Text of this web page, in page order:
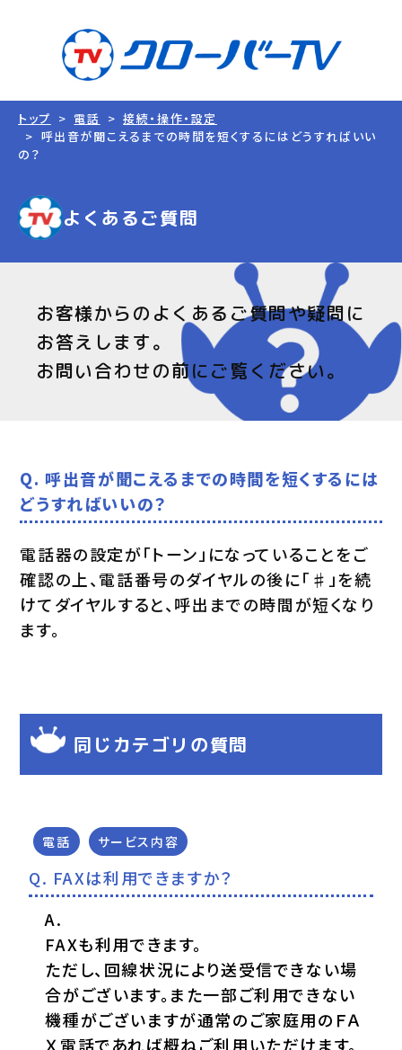
トップ 電話
接続・操作・設定
呼出音が聞こえるまでの時間を短くするにはどうすればいい
の？
よくあるご質問
お客様からのよくあるご質問や疑問に
お答えします。
お問い合わせの前にご覧ください。
Q. 呼出音が聞こえるまでの時間を短くするには
どうすればいいの？
電話器の設定が「トーン」になっていることをご
確認の上、電話番号のダイヤルの後に「♯」を続
けてダイヤルすると、呼出までの時間が短くなり
ます。
同じカテゴリの質問
電話 サービス内容
FAXは利用できますか？
FAXも利用できます。
ただし、回線状況により送受信できない場
合がございます。また一部ご利用できない
機種がございますが通常のご家庭用のＦＡ
Ｘ電話であれば概ねご利用いただけます。